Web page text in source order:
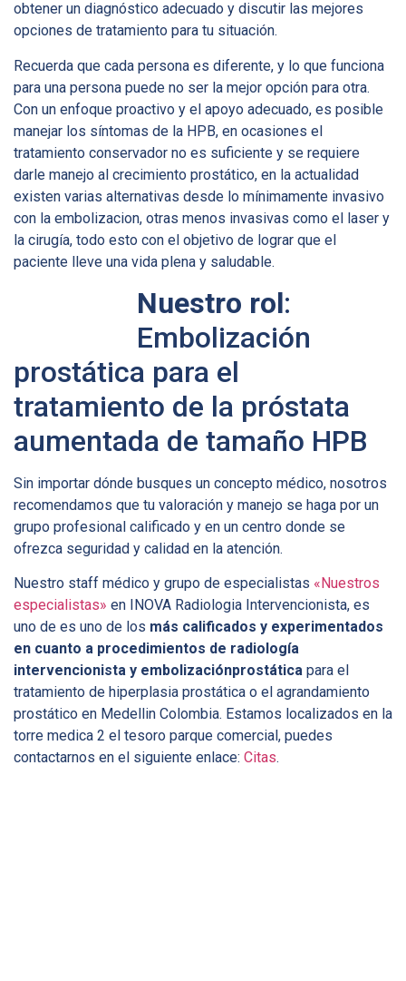
obtener un diagnóstico adecuado y discutir las mejores
opciones de tratamiento para tu situación.
Recuerda que cada persona es diferente, y lo que funciona
para una persona puede no ser la mejor opción para otra.
Con un enfoque proactivo y el apoyo adecuado, es posible
manejar los síntomas de la HPB, en ocasiones el
tratamiento conservador no es suficiente y se requiere
darle manejo al crecimiento prostático, en la actualidad
existen varias alternativas desde lo mínimamente invasivo
con la embolizacion, otras menos invasivas como el laser y
la cirugía, todo esto con el objetivo de lograr que el
paciente lleve una vida plena y saludable.
Nuestro rol:
Embolización
prostática para el
tratamiento de la próstata
aumentada de tamaño HPB
Sin importar dónde busques un concepto médico, nosotros
recomendamos que tu valoración y manejo se haga por un
grupo profesional calificado y en un centro donde se
ofrezca seguridad y calidad en la atención.
Nuestro staff médico y grupo de especialistas «Nuestros
especialistas» en INOVA Radiologia Intervencionista, es
uno de es uno de los más calificados y experimentados
en cuanto a procedimientos de radiología
intervencionista y embolizaciónprostática para el
tratamiento de hiperplasia prostática o el agrandamiento
prostático en Medellin Colombia. Estamos localizados en la
torre medica 2 el tesoro parque comercial, puedes
contactarnos en el siguiente enlace: Citas.